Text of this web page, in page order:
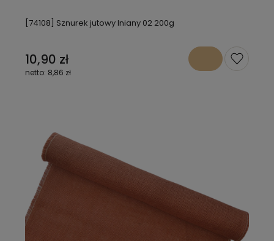
[74108] Sznurek jutowy lniany 02 200g
10,90 zł
8,86 zł